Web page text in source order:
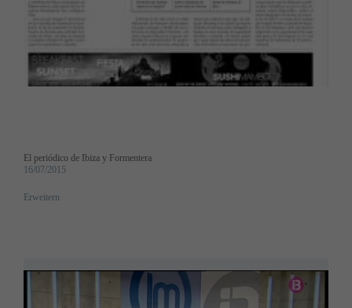
El periódico de Ibiza y Formentera
16/07/2015
Erweitern